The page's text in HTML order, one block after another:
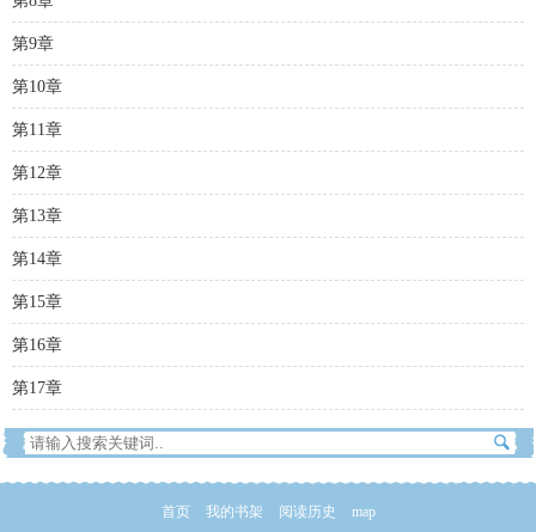
第9章
第10章
第11章
第12章
第13章
第14章
第15章
第16章
第17章
首页 我的书架 阅读历史 map